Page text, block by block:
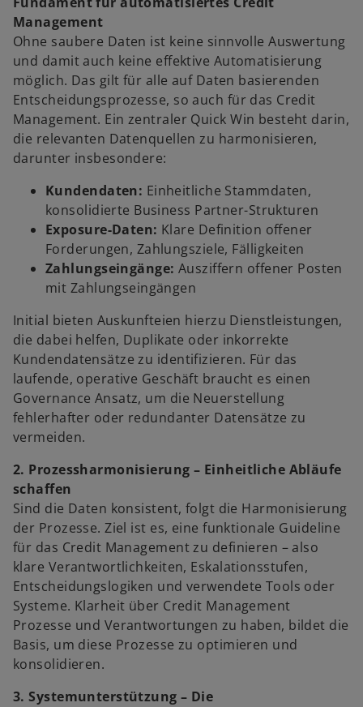
Management
Ohne saubere Daten ist keine sinnvolle Auswertung
und damit auch keine effektive Automatisierung
möglich. Das gilt für alle auf Daten basierenden
Entscheidungsprozesse, so auch für das Credit
Management. Ein zentraler Quick Win besteht darin,
die relevanten Datenquellen zu harmonisieren,
darunter insbesondere:
Kundendaten: Einheitliche Stammdaten,
konsolidierte Business Partner-Strukturen
Exposure-Daten: Klare Definition offener
Forderungen, Zahlungsziele, Fälligkeiten
Zahlungseingänge: Ausziffern offener Posten
mit Zahlungseingängen
Initial bieten Auskunfteien hierzu Dienstleistungen,
die dabei helfen, Duplikate oder inkorrekte
Kundendatensätze zu identifizieren. Für das
laufende, operative Geschäft braucht es einen
Governance Ansatz, um die Neuerstellung
fehlerhafter oder redundanter Datensätze zu
vermeiden.
2. Prozessharmonisierung – Einheitliche Abläufe
schaffen
Sind die Daten konsistent, folgt die Harmonisierung
der Prozesse. Ziel ist es, eine funktionale Guideline
für das Credit Management zu definieren – also
klare Verantwortlichkeiten, Eskalationsstufen,
Entscheidungslogiken und verwendete Tools oder
Systeme. Klarheit über Credit Management
Prozesse und Verantwortungen zu haben, bildet die
Basis, um diese Prozesse zu optimieren und
konsolidieren.
3. Systemunterstützung – Die